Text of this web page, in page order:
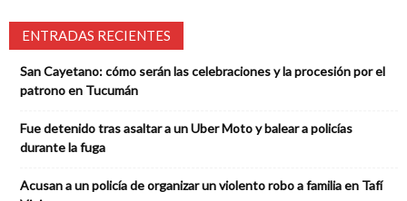
ENTRADAS RECIENTES
San Cayetano: cómo serán las celebraciones y la procesión por el
patrono en Tucumán
Fue detenido tras asaltar a un Uber Moto y balear a policías
durante la fuga
Acusan a un policía de organizar un violento robo a familia en Tafí